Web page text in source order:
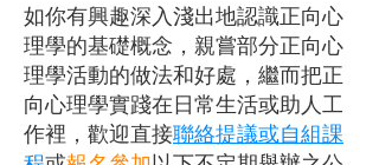
如你有興趣深入淺出地認識正向心
理學的基礎概念，親嘗部分正向心
理學活動的做法和好處，繼而把正
向心理學實踐在日常生活或助人工
作裡，歡迎直接聯絡​提議或自組課